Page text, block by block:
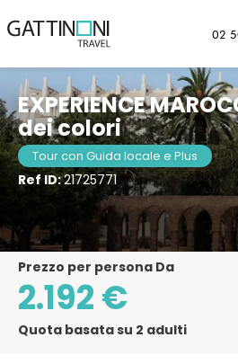
02
EXPERIENCE
dei colori
Tour con Guida locale e Plus
Ref ID:21725771
Casablanca, Marocco
Prezzo per persona Da
2.192 €
Quota basata su 2 adulti